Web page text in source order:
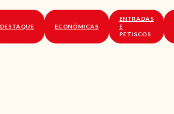
SOBRE NÓS
DESTAQUE ECONÓMICAS
ENTRADAS
E
PETISCOS